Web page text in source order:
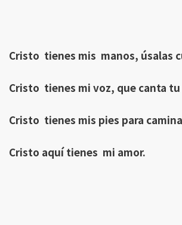
Cristo tienes mis manos, úsalas
Cristo tienes mi voz, que canta
Cristo tienes mis pies para
Cristo aquí tienes mi amor.